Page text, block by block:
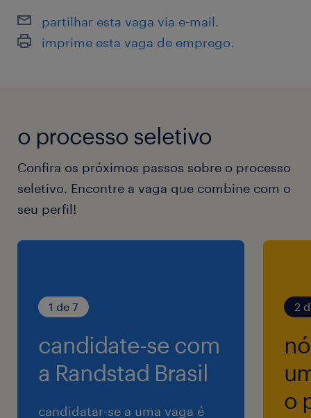
Auxilio Combustível + Seguro de Vida.
Horário de trabalho: segunda à sexta de 8:00
partilhar esta vaga via e-mail.
imprime esta vaga de emprego.
o processo seletivo
Confira os próximos passos sobre o processo
seletivo. Encontre a vaga que combine com o
seu perfil!
1 de 7
candidate-se com
a Randstad Brasil
candidatar-se a uma vaga é
2
o